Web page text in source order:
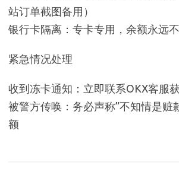
站订单截图备用）
银行卡隔离：专卡专用，余额永远
紧急情况处理
收到冻卡通知：立即联系OKX客服
被警方传唤：务必声称”不知情是赃
额